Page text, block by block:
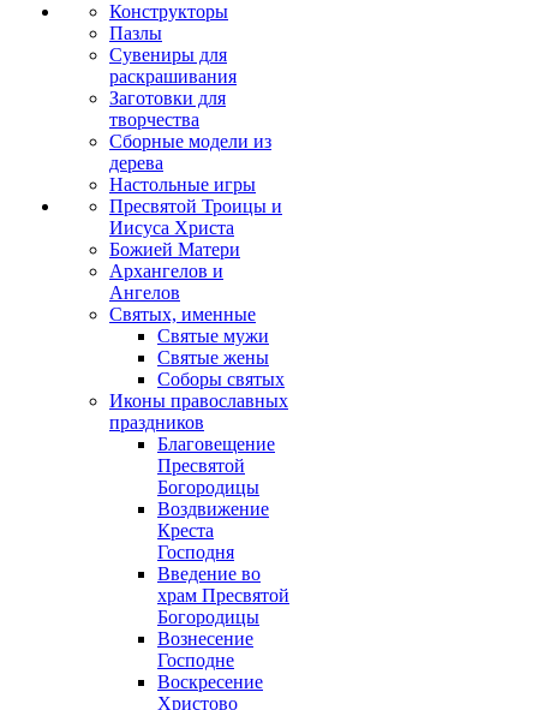
Конструкторы
Пазлы
Сувениры для
раскрашивания
Заготовки для
творчества
Сборные модели из
дерева
Настольные игры
Пресвятой Троицы и
Иисуса Христа
Божией Матери
Архангелов и
Ангелов
Святых, именные
Святые мужи
Святые жены
Соборы святых
Иконы православных
праздников
Благовещение
Пресвятой
Богородицы
Воздвижение
Креста
Господня
Введение во
храм Пресвятой
Богородицы
Вознесение
Господне
Воскресение
Христово